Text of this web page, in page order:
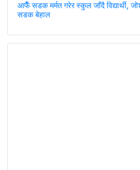
आफैँ सडक मर्मत गरेर स्कुल जाँदै विद्यार्थी,
सडक बेहाल